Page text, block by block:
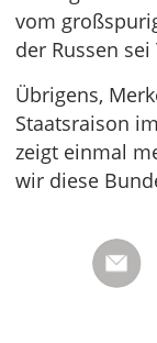
vom
der Russen
Übrigens,
Staatsraison
zeigt einmal
wir diese